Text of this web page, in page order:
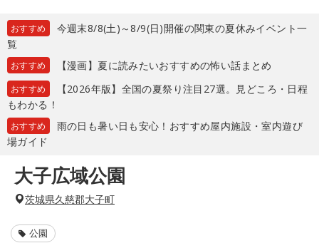
おすすめ
今週末8/8(土)～8/9(日)開催の関東の夏休みイベント一
覧
おすすめ 【漫画】夏に読みたいおすすめの怖い話まとめ
おすすめ
【2026年版】全国の夏祭り注目27選。見どころ・日程
もわかる！
おすすめ
雨の日も暑い日も安心！おすすめ屋内施設・室内遊び
場ガイド
大子広域公園
茨城県久慈郡大子町
公園